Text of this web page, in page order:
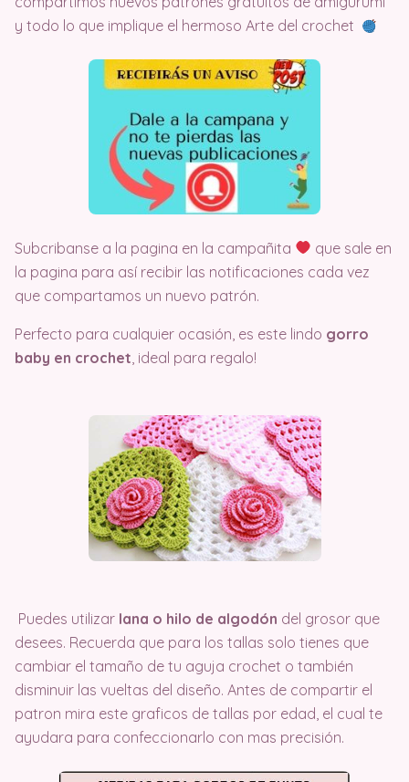
y todo lo que implique el hermoso Arte del crochet
Subcribanse a la pagina en la campañita
que sale en
la pagina para así recibir las notificaciones cada vez
que compartamos un nuevo patrón.
Perfecto para cualquier ocasión, es este lindo gorro
baby en crochet , ideal para regalo!
Puedes utilizar lana o hilo de algodón del grosor que
desees. Recuerda que para los tallas solo tienes que
cambiar el tamaño de tu aguja crochet o también
disminuir las vueltas del diseño. Antes de compartir el
patron mira este graficos de tallas por edad, el cual te
ayudara para confeccionarlo con mas precisión.